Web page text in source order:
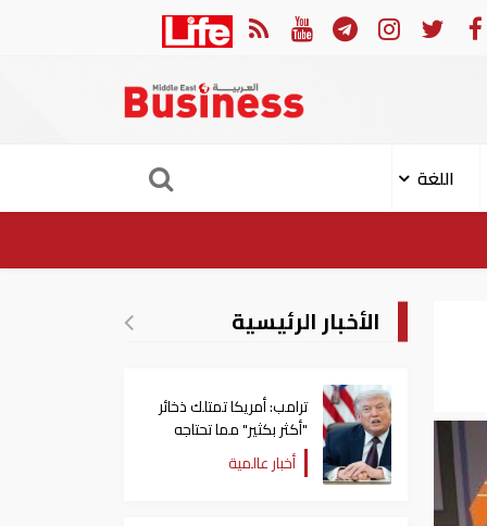
اللغة
الأخبار الرئيسية
ترامب: أمريكا تمتلك ذخائر
"أكثر بكثير" مما تحتاجه
أخبار عالمية